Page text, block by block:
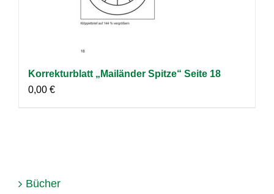
Korrekturblatt „Mailänder Spitze“ Seite 18
0,00 €
Bücher